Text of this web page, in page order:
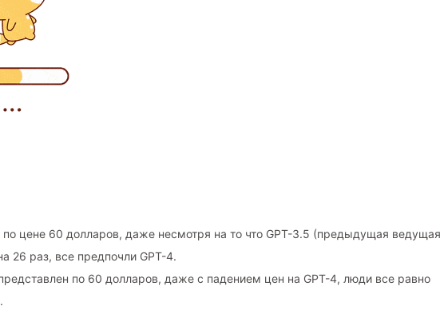
по цене 60 долларов, даже несмотря на то что GPT-3.5 (предыдущая ведущая
26 раз, все предпочли GPT-4.
по 60 долларов, даже с падением цен на GPT-4, люди все равно